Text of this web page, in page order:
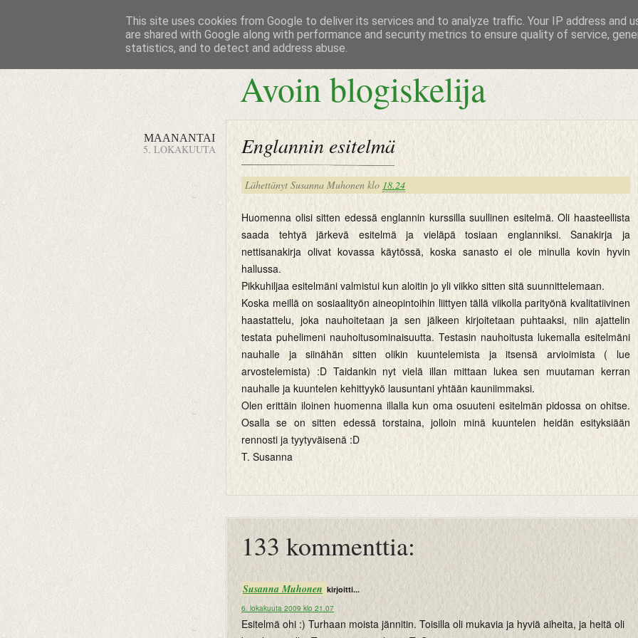
Avoin blogiskelija
MAANANTAI
5. LOKAKUUTA Englannin esitelmä
Lähettänyt Susanna Muhonen klo 18.24
Huomenna olisi sitten edessä englannin kurssilla suullinen esitelmä. Oli haasteellista
saada tehtyä järkevä esitelmä ja vieläpä tosiaan englanniksi. Sanakirja ja
nettisanakirja olivat kovassa käytössä, koska sanasto ei ole minulla kovin hyvin
hallussa.
Pikkuhiljaa esitelmäni valmistui kun aloitin jo yli viikko sitten sitä suunnittelemaan.
Koska meillä on sosiaalityön aineopintoihin liittyen tällä viikolla parityönä kvalitatiivinen
haastattelu, joka nauhoitetaan ja sen jälkeen kirjoitetaan puhtaaksi, niin ajattelin
testata puhelimeni nauhoitusominaisuutta. Testasin nauhoitusta lukemalla esitelmäni
nauhalle ja siinähän sitten olikin kuuntelemista ja itsensä arvioimista ( lue
arvostelemista) :D Taidankin nyt vielä illan mittaan lukea sen muutaman kerran
nauhalle ja kuuntelen kehittyykö lausuntani yhtään kauniimmaksi.
Olen erittäin iloinen huomenna illalla kun oma osuuteni esitelmän pidossa on ohitse.
Osalla se on sitten edessä torstaina, jolloin minä kuuntelen heidän esityksiään
rennosti ja tyytyväisenä :D
T. Susanna
133 kommenttia:
Susanna Muhonen kirjoitti...
6. lokakuuta 2009 klo 21.07
Esitelmä ohi :) Turhaan moista jännitin. Toisilla oli mukavia ja hyviä aiheita, ja heitä oli
This site uses cookies from Google to deliver its services and to analyze traffic. Your IP address and
are shared with Google along with performance and security metrics to ensure quality of service,
statistics, and to detect and address abuse.